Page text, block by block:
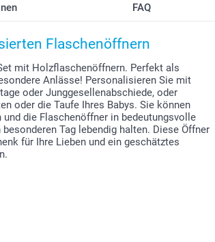
FAQ
Flaschenöffnern
mit Holzflaschenöffnern. Perfekt als
Anlässe! Personalisieren Sie mit
oder Junggesellenabschiede, oder
oder die Taufe Ihres Babys. Sie können
die Flaschenöffner in bedeutungsvolle
Tag lebendig halten. Diese Öffner
für Ihre Lieben und ein geschätztes